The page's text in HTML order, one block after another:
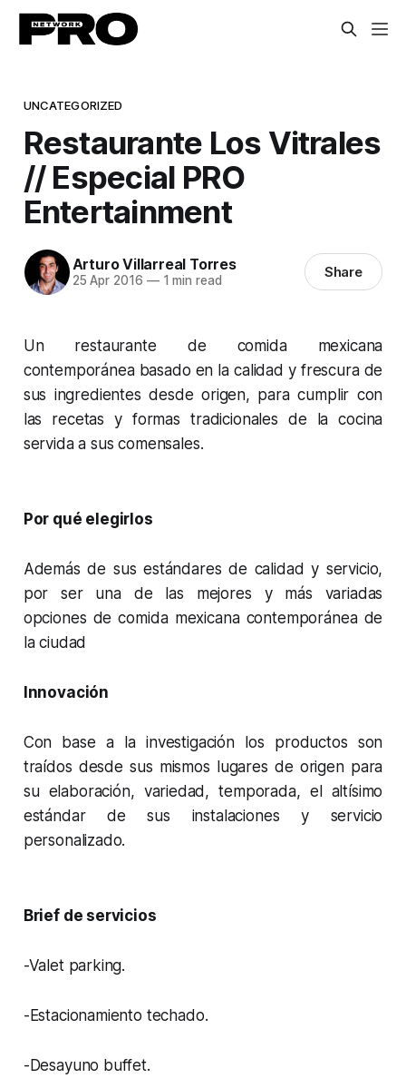
UNCATEGORIZED
Restaurante Los Vitrales
// Especial PRO
Entertainment
Arturo Villarreal Torres
25 Apr 2016 —1 min read Share
Un restaurante de comida mexicana
contemporánea basado en la calidad y frescura de
sus ingredientes desde origen, para cumplir con
las recetas y formas tradicionales de la cocina
servida a sus comensales.
Por qué elegirlos
Además de sus estándares de calidad y servicio,
por ser una de las mejores y más variadas
opciones de comida mexicana contemporánea de
la ciudad
Innovación
Con base a la investigación los productos son
traídos desde sus mismos lugares de origen para
su elaboración, variedad, temporada, el altísimo
estándar de sus instalaciones y servicio
personalizado.
Brief de servicios
-Valet parking.
-Estacionamiento techado.
-Desayuno buffet.